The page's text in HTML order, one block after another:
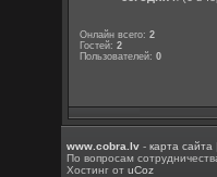
Онлайн всего:2
Гостей:2
Пользователей:0
www.cobra.lv -карта сайта
По вопросам
Хостинг отuCoz